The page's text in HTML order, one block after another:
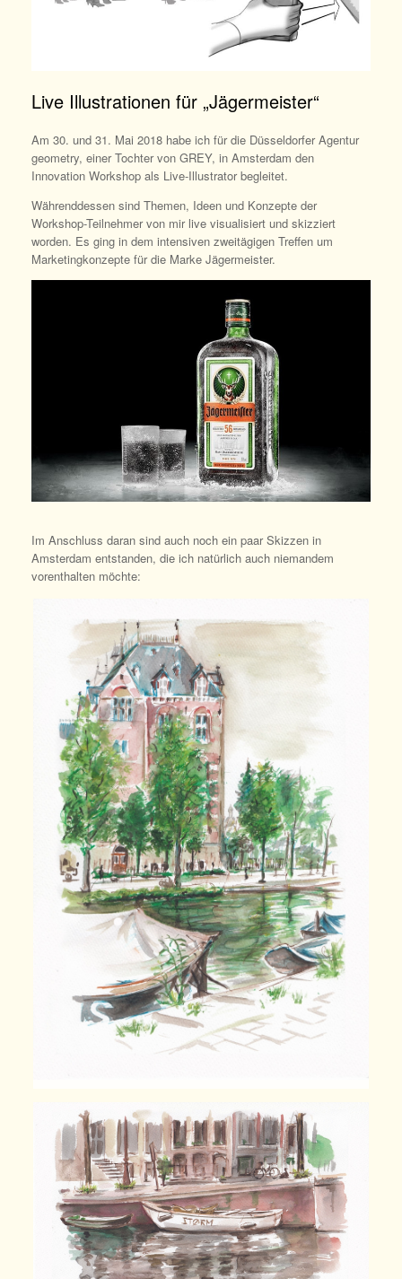
Live Illustrationen für „Jägermeister“
Am 30. und 31. Mai 2018 habe ich für die Düsseldorfer Agentur
geometry, einer Tochter von GREY, in Amsterdam den
Innovation Workshop als Live-Illustrator begleitet.
Währenddessen sind Themen, Ideen und Konzepte der
Workshop-Teilnehmer von mir live visualisiert und skizziert
worden. Es ging in dem intensiven zweitägigen Treffen um
Marketingkonzepte für die Marke Jägermeister.
Im Anschluss daran sind auch noch ein paar Skizzen in
Amsterdam entstanden, die ich natürlich auch niemandem
vorenthalten möchte: